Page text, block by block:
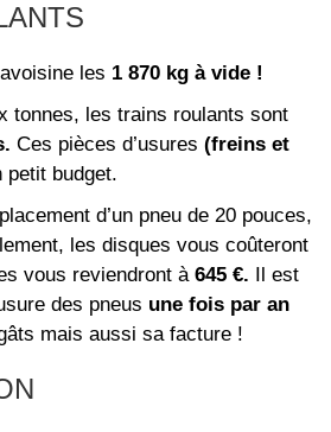
les 1 870 kg à vide !
tonnes, les trains roulants sont
Ces pièces d’usures (freins et
petit budget.
d’un pneu de 20 pouces,
les disques vous coûteront
vous reviendront à 645 €. Il est
des pneus une fois par an
mais aussi sa facture !